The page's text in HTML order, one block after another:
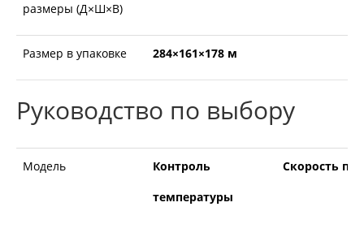
размеры (Д×Ш×В)
Размер в упаковке 284×161×178 м
Руководство по выбору
Модель
Контроль
температуры
Скорость